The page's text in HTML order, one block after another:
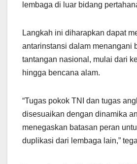
lembaga di luar bidang
Langkah ini diharapkan dapat
antarinstansi dalam menangani
tantangan nasional, mulai dari
hingga bencana alam.
“Tugas pokok TNI dan tugas
disesuaikan dengan dinamika
menegaskan batasan peran
duplikasi dari lembaga lain,”